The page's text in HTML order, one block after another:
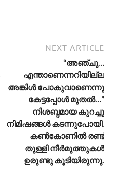
NEXT ARTICLE
“അഞ്ചു…
എന്താണെന്നറിയില്ല
അങ്കിൾ പോകുവാണെന്നു
കേട്ടപ്പോൾ മുതൽ…”
നിശബ്ദമായ കുറച്ചു
നിമിഷങ്ങൾ കടന്നുപോയി.
കൺകോണിൽ രണ്ട്
തുള്ളി നീർമുത്തുകൾ
ഉരുണ്ടു കൂടിയിരുന്നു.